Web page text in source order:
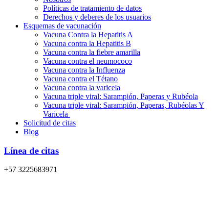
Políticas de tratamiento de datos
Derechos y deberes de los usuarios
Esquemas de vacunación
Vacuna Contra la Hepatitis A
Vacuna contra la Hepatitis B
Vacuna contra la fiebre amarilla
Vacuna contra el neumococo
Vacuna contra la Influenza
Vacuna contra el Tétano
Vacuna contra la varicela
Vacuna triple viral: Sarampión, Paperas y Rubéola
Vacuna triple viral: Sarampión, Paperas, Rubéolas Y
Varicela
Solicitud de citas
Blog
Línea de citas
+57 3225683971